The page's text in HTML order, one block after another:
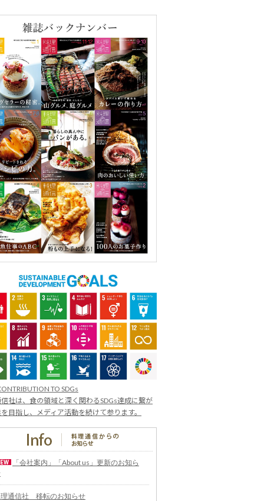
TO SDGs
社は、食の領域と深く関わるSDGs達成に繋が
目指し、メディア活動を続けて参ります。
「会社案内」「About us」更新のお知ら
通信社 移転のお知らせ